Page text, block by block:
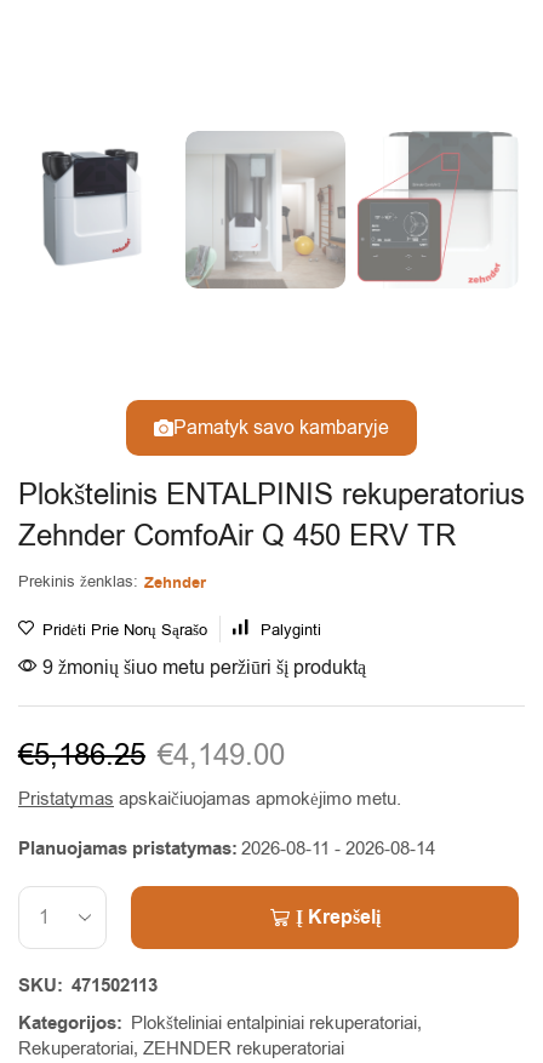
Pamatyk savo kambaryje
Plokštelinis ENTALPINIS rekuperatorius
Zehnder ComfoAir Q 450 ERV TR
Prekinis ženklas: Zehnder
Pridėti Prie Norų Sąrašo Palyginti
9 žmonių šiuo metu peržiūri šį produktą
€5,186.25 €4,149.00
Pristatymas apskaičiuojamas apmokėjimo metu.
Planuojamas pristatymas: 2026-08-11 - 2026-08-14
Į Krepšelį
Alternative:
SKU: 471502113
Kategorijos: Plokšteliniai entalpiniai rekuperatoriai,
Rekuperatoriai, ZEHNDER rekuperatoriai